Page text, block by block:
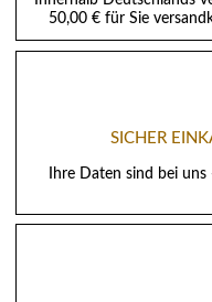
50,00 € für Sie
SICHER
Ihre Daten sind bei